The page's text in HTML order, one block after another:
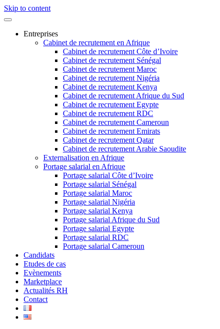
Skip to content
Entreprises
Cabinet de recrutement en Afrique
Cabinet de recrutement Côte d’Ivoire
Cabinet de recrutement Sénégal
Cabinet de recrutement Maroc
Cabinet de recrutement Nigéria
Cabinet de recrutement Kenya
Cabinet de recrutement Afrique du Sud
Cabinet de recrutement Egypte
Cabinet de recrutement RDC
Cabinet de recrutement Cameroun
Cabinet de recrutement Emirats
Cabinet de recrutement Qatar
Cabinet de recrutement Arabie Saoudite
Externalisation en Afrique
Portage salarial en Afrique
Portage salarial Côte d’Ivoire
Portage salarial Sénégal
Portage salarial Maroc
Portage salarial Nigéria
Portage salarial Kenya
Portage salarial Afrique du Sud
Portage salarial Egypte
Portage salarial RDC
Portage salarial Cameroun
Candidats
Etudes de cas
Evènements
Marketplace
Actualités RH
Contact